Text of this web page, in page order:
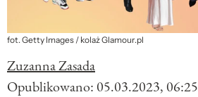
fot. Getty Images / kolaż Glamour.pl
Zuzanna Zasada
Opublikowano: 05.03.2023, 06:25